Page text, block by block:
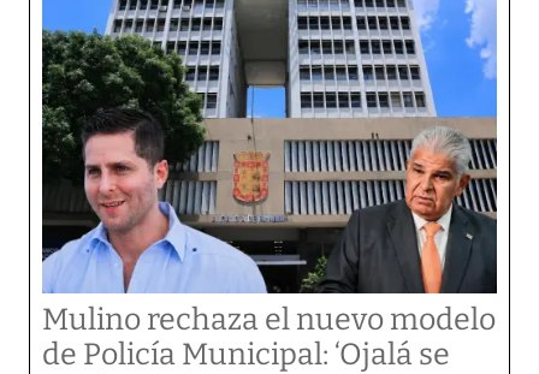
Mulino rechaza el nuevo modelo
de Policía Municipal: ‘Ojalá se